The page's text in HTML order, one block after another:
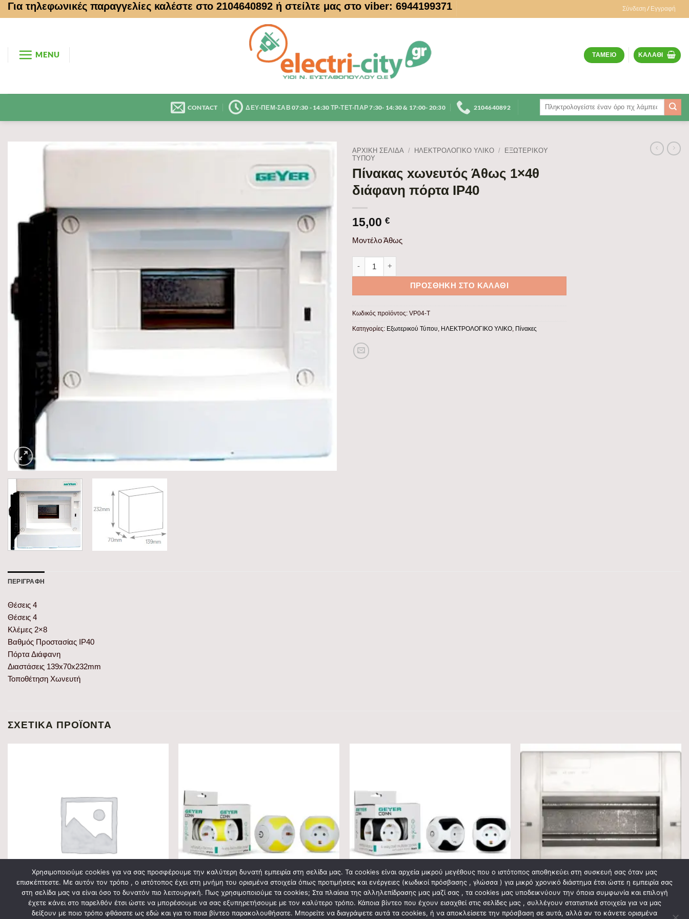
Μετάβαση
στο
Για τηλεφωνικές παραγγελίες καλέστε στο 2104640892 ή στείλτε μας στο viber: 6944199371 Σύνδεση / Εγγραφή
MENU ΤΑΜΕΊΟ ΚΑΛΆΘΙ
CONTACT ΔΕΥ-ΠΕΜ-ΣΑΒ 07:30 - 14:30 ΤΡ-ΤΕΤ-ΠΑΡ 7:30- 14:30 & 17:00- 20:30 2104640892
Αναζήτηση
ΑΡΧΙΚΉ ΣΕΛΊΔΑ / ΗΛΕΚΤΡΟΛΟΓΙΚΟ ΥΛΙΚΟ /
ΕΞΩΤΕΡΙΚΟΎ
ΤΎΠΟΥ
Πίνακας xωνευτός Άθως 1×4θ
διάφανη πόρτα IP40
15,00 €
Μοντέλο Άθως
Πίνακας xωνευτός Άθως 1x4θ διάφανη πόρτα IP40 ποσότητα
ΠΡΟΣΘΉΚΗ ΣΤΟ ΚΑΛΆΘΙ
Κωδικός προϊόντος: VP04-T
Κατηγορίες: Εξωτερικού Τύπου, ΗΛΕΚΤΡΟΛΟΓΙΚΟ ΥΛΙΚΟ, Πίνακες
ΠΕΡΙΓΡΑΦΉ
Θέσεις 4
Θέσεις 4
Κλέμες 2×8
Βαθμός Προστασίας IP40
Πόρτα Διάφανη
Διαστάσεις 139x70x232mm
Τοποθέτηση Χωνευτή
ΣΧΕΤΙΚΆ ΠΡΟΪΌΝΤΑ
ΗΛΕΚΤΡΟΛΟΓΙΚΟ ΥΛΙΚΟ ΗΛΕΚΤΡΟΛΟΓΙΚΟ ΥΛΙΚΟ ΗΛΕΚΤΡΟΛΟΓΙΚΟ ΥΛΙΚΟ ΕΞΩΤΕΡΙΚΟΎ ΤΎΠΟΥ
Χρησιμοποιούμε cookies για να σας προσφέρουμε την καλύτερη δυνατή εμπειρία στη σελίδα μας. Τα cookies είναι αρχεία μικρού μεγέθους που ο ιστότοπος αποθηκεύει στη συσκευή σας όταν μας
επισκέπτεστε. Με αυτόν τον τρόπο , ο ιστότοπος έχει στη μνήμη του ορισμένα στοιχεία όπως προτιμήσεις και ενέργειες (κωδικοί πρόσβασης , γλώσσα ) για μικρό χρονικό διάστημα έτσι ώστε η εμπειρία σας
στη σελίδα μας να είναι όσο το δυνατόν πιο λειτουργική. Πως χρησιμοποιούμε τα cookies; Στα πλαίσια της αλληλεπίδρασης μας μαζί σας , τα cookies μας υποδεικνύουν την όποια συμφωνία και επιλογή
έχετε κάνει στο παρελθόν έτσι ώστε να μπορέσουμε να σας εξυπηρετήσουμε με τον καλύτερο τρόπο. Κάποια βίντεο που έχουν εισαχθεί στις σελίδες μας , συλλέγουν στατιστικά στοιχεία για να μας
δείξουν με ποιο τρόπο φθάσατε ως εδώ και για το ποια βίντεο παρακολουθήσατε. Μπορείτε να διαγράψετε αυτά τα cookies, ή να αποκλείσετε την πρόσβαση σε αυτά, αλλά αν το κάνετε ορισμένα